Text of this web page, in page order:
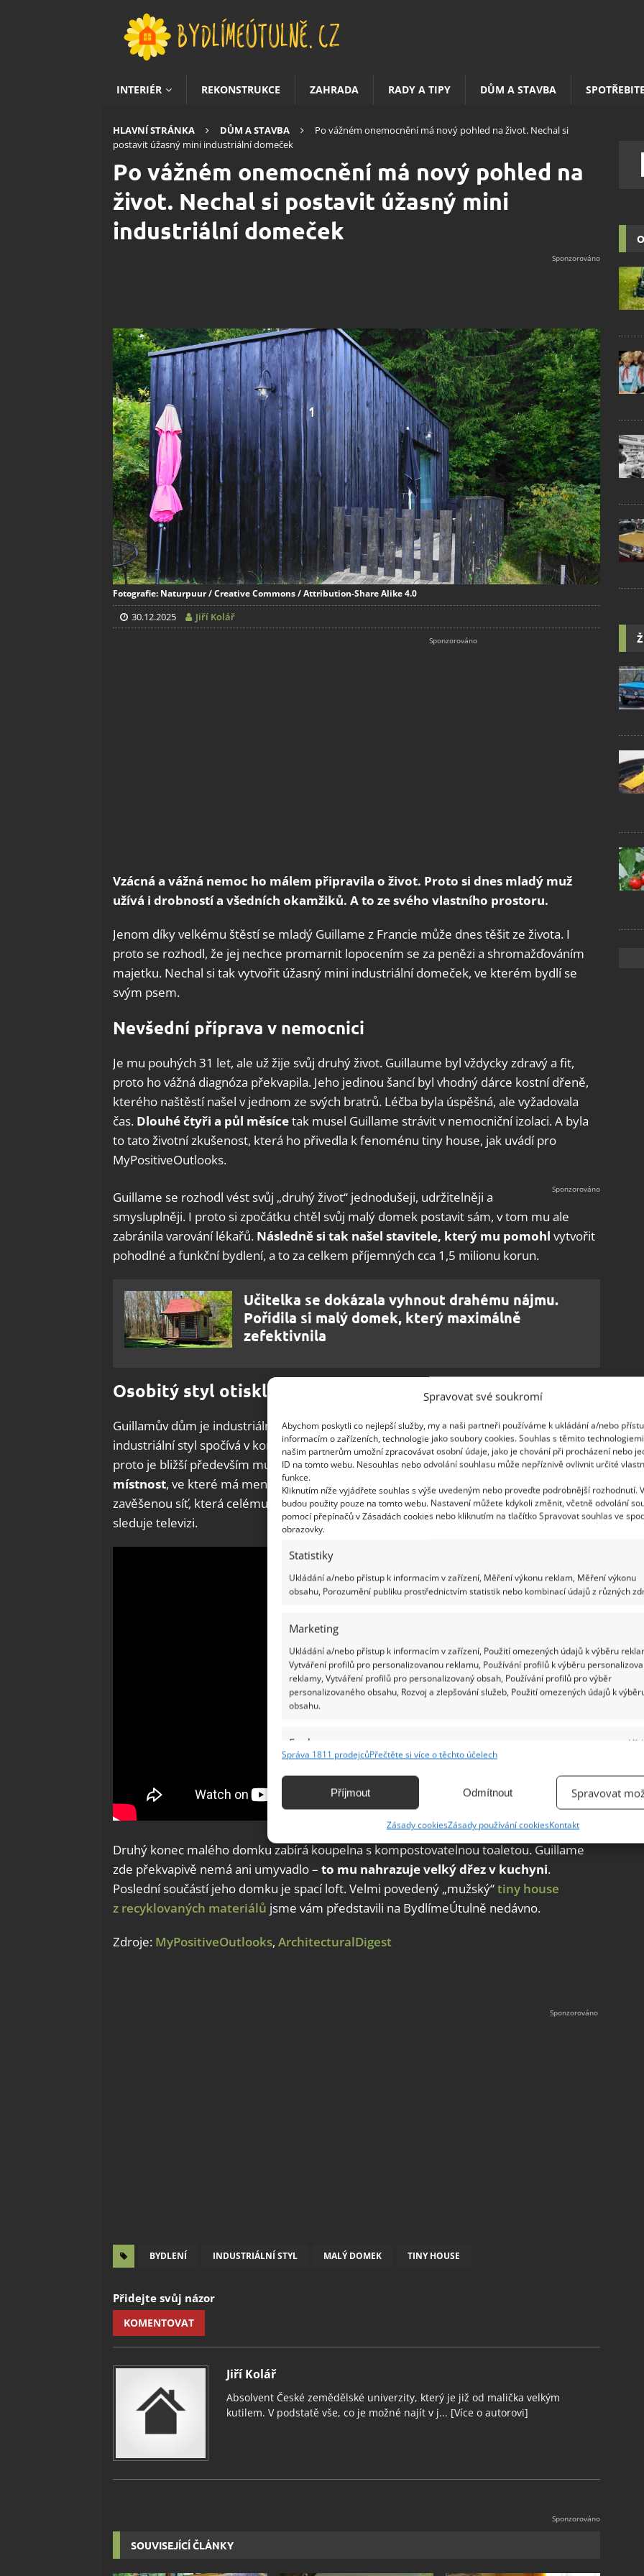
Spravovat své soukromí
Abychom poskytli co nejlepší služby, my a naši partneři používáme k ukládání a/nebo
informacím o zařízeních, technologie jako soubory cookies. Souhlas s těmito
našim partnerům umožní zpracovávat osobní údaje, jako je chování při procházení nebo
ID na tomto webu. Nesouhlas nebo odvolání souhlasu může nepříznivě ovlivnit určité
funkce.
Kliknutím níže vyjádřete souhlas s výše uvedeným nebo proveďte podrobnější rozhodnutí.
budou použity pouze na tomto webu. Nastavení můžete kdykoli změnit, včetně odvolání
pomocí přepínačů v Zásadách cookies nebo kliknutím na tlačítko Spravovat souhlas ve
obrazovky.
Statistiky
Ukládání a/nebo přístup k informacím v zařízení, Měření výkonu reklam, Měření výkonu
obsahu, Porozumění publiku prostřednictvím statistik nebo kombinací údajů z různých
Marketing
Ukládání a/nebo přístup k informacím v zařízení, Použití omezených údajů k výběru
Vytváření profilů pro personalizovanou reklamu, Používání profilů k výběru
reklamy, Vytváření profilů pro personalizovaný obsah, Používání profilů pro výběr
personalizovaného obsahu, Rozvoj a zlepšování služeb, Použití omezených údajů k
obsahu.
Funkce
Identifikace zařízení na základě automaticky přenášených informací.
základě aktivně vyžádaných informací.
Zajištění bezpečnosti, předcházení a zjišťování podvodů a
odstraňování chyb, Poskytování a zobrazování reklamy a obsahu,
Ukládání a sdělování voleb ochrany osobních údajů.
Správa 1811 prodejcůPřečtěte si více o těchto účelech
Příjmout Odmítnout Spravovat
Zásady cookiesZásady používání cookiesKontakt
INTERIÉR REKONSTRUKCE ZAHRADA RADY A TIPY DŮM A STAVBA
HLAVNÍ STRÁNKA DŮM A STAVBA
Po vážném onemocnění má nový pohled na život. Nechal si
postavit úžasný mini industriální domeček
Po vážném onemocnění má nový pohled na
život. Nechal si postavit úžasný mini
industriální domeček
Fotografie: Naturpuur / Creative Commons / Attribution-Share Alike 4.0
30.12.2025 Jiří Kolář
Vzácná a vážná nemoc ho málem připravila o život. Proto si dnes mladý muž
užívá i drobností a všedních okamžiků. A to ze svého vlastního prostoru.
Jenom díky velkému štěstí se mladý Guillame z Francie může dnes těšit ze života. I
proto se rozhodl, že jej nechce promarnit lopocením se za penězi a shromažďováním
majetku. Nechal si tak vytvořit úžasný mini industriální domeček, ve kterém bydlí se
svým psem.
Nevšední příprava v nemocnici
Je mu pouhých 31 let, ale už žije svůj druhý život. Guillaume byl vždycky zdravý a fit,
proto ho vážná diagnóza překvapila. Jeho jedinou šancí byl vhodný dárce kostní dřeně,
kterého naštěstí našel v jednom ze svých bratrů. Léčba byla úspěšná, ale vyžadovala
čas. Dlouhé čtyři a půl měsícetak musel Guillame strávit v nemocniční izolaci. A byla
to tato životní zkušenost, která ho přivedla k fenoménu tiny house, jak uvádí pro
MyPositiveOutlooks.
Guillame se rozhodl vést svůj „druhý život“ jednodušeji, udržitelněji a
smysluplněji. I proto si zpočátku chtěl svůj malý domek postavit sám, v tom mu ale
zabránila varování lékařů. Následně si tak našel stavitele, který mu pomohl vytvořit
pohodlné a funkční bydlení, a to za celkem příjemných cca 1,5 milionu korun.
Učitelka se dokázala vyhnout drahému nájmu.
Pořídila si malý domek, který maximálně
zefektivnila
Osobitý styl otiskl do interiéru
Guillamův dům je industriálním královstvím. Jak vysvětluje portál ArchitecturalDigest,
industriální styl spočívá v kombinaci surových materiálů, jako je beton, sklo a železo. I
proto je bližší především mužům. Guillamovoobydlí zahrnuje jednu větší centrální
místnost, ve které má menší kuchyni a koutek, v němž jí a čte. Právě nad ním má pak
zavěšenou síť, která celému prostoru dává hravý nádech. V ní mladý muž obvykle
sleduje televizi.
Druhý konec malého domku zabírá koupelna s kompostovatelnou toaletou. Guillame
zde překvapivě nemá ani umyvadlo – to mu nahrazuje velký dřez v kuchyni.
Poslední součástí jeho domku je spací loft. Velmi povedený „mužský“tiny house
z recyklovaných materiálů jsme vám představili na BydlímeÚtulně nedávno.
Zdroje: MyPositiveOutlooks, ArchitecturalDigest
BYDLENÍ INDUSTRIÁLNÍ STYL MALÝ DOMEK TINY HOUSE
Přidejte svůj názor
KOMENTOVAT
Jiří Kolář
Absolvent České zemědělské univerzity, který je již od malička velkým
kutilem. V podstatě vše, co je možné najít v j... [Více o autorovi]
SOUVISEJÍCÍ ČLÁNKY